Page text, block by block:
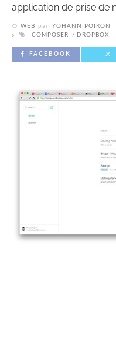
application de prise de
WEB par YOHANN POIRON
COMPOSER
DROPBOX
FACEBOOK